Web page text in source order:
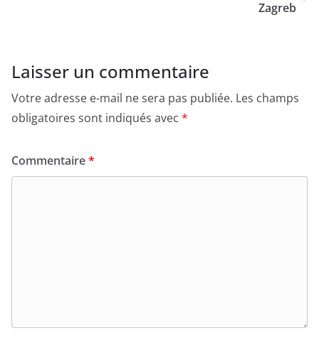
Zagreb
Laisser un commentaire
Votre adresse e-mail ne sera pas publiée. Les champs
obligatoires sont indiqués avec *
Commentaire*